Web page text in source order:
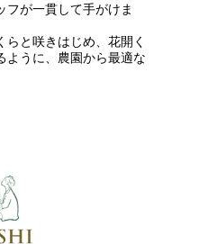
フが一貫して手がけま
と咲きはじめ、花開く
ように、農園から最適な